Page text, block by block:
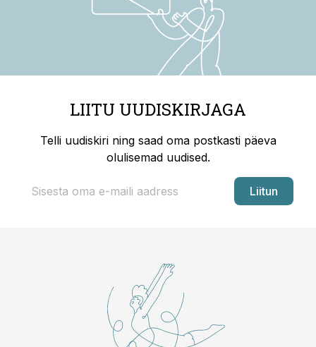
LIITU UUDISKIRJAGA
Telli uudiskiri ning saad oma postkasti päeva
olulisemad uudised.
Liitun